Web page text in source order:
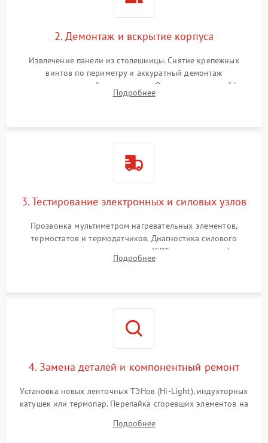
2. Демонтаж и вскрытие корпуса
Извлечение панели из столешницы. Снятие крепежных
винтов по периметру и аккуратный демонтаж
стеклокерамической поверхности. Отсоединение шлейфов
сенсорного блока для доступа к силовым платам, катушкам
Подробнее
3. Тестирование электронных и силовых узлов
Прозвонка мультиметром нагревательных элементов,
термостатов и термодатчиков. Диагностика силового
модуля, реле, диодных мостов и IGBT-транзисторов (для
индукции). Проверка кранов и газ-контроля (для газовых
Подробнее
4. Замена деталей и компонентный ремонт
Установка новых ленточных ТЭНов (Hi-Light), индукторных
катушек или термопар. Перепайка сгоревших элементов на
дорожек. Очистка контактов и замена поврежденной
Подробнее